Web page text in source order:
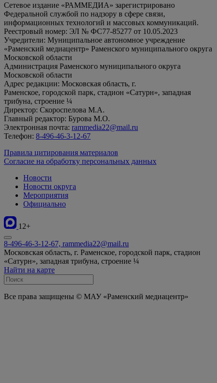
Сетевое издание «РАММЕДИА» зарегистрировано
Федеральной службой по надзору в сфере связи,
информационных технологий и массовых коммуникаций.
Реестровый номер: ЭЛ № ФС77-85277 от 10.05.2023
Учредители: Муниципальное автономное учреждение
«Раменский медиацентр» Раменского муниципального округа
Московской области
Администрация Раменского муниципального округа
Московской области
Адрес редакции: Московская область, г.
Раменское, городской парк, стадион «Сатурн», западная
трибуна, строение ¼
Директор: Скороспелова М.А.
Главный редактор: Бурова М.О.
Электронная почта: rammedia22@mail.ru
Телефон: 8-496-46-3-12-67
Правила цитирования материалов
Согласие на обработку персональных данных
Новости
Новости округа
Мероприятия
Официально
12+
8-496-46-3-12-67, rammedia22@mail.ru
Московская область, г. Раменское, городской парк, стадион
«Сатурн», западная трибуна, строение ¼
Найти на карте
Все права защищены © МАУ «Раменский медиацентр»